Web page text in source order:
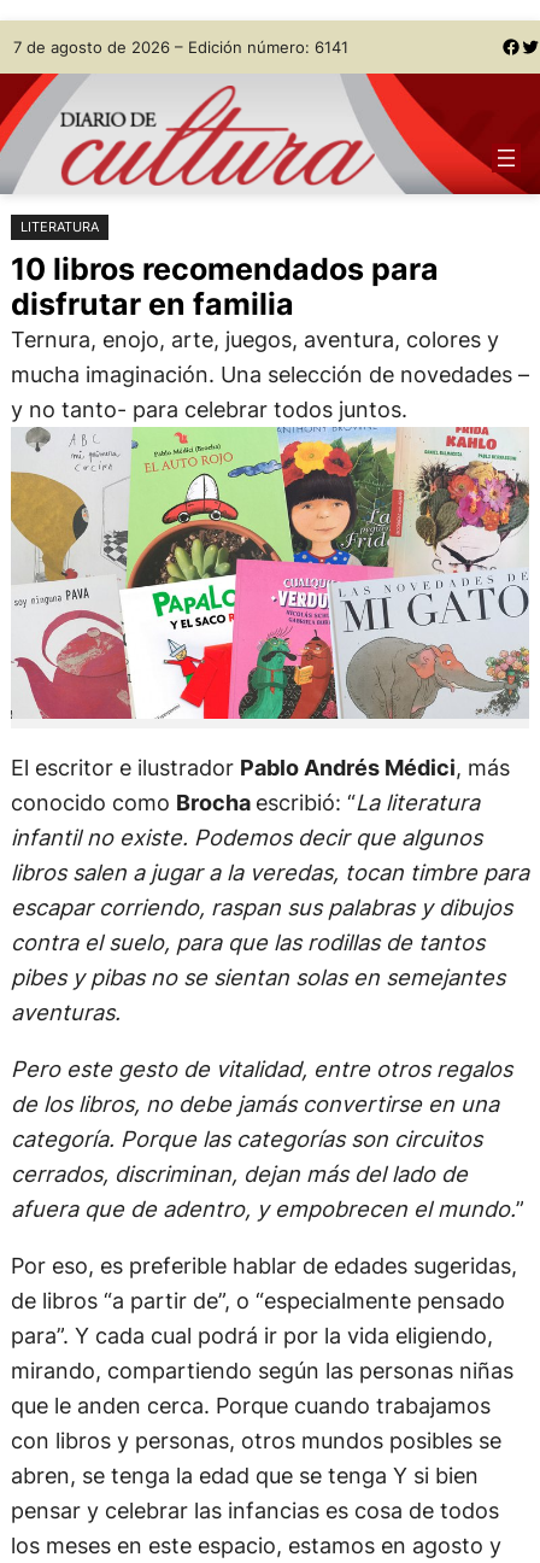
Saltar
al
contenido
Skip
to
content
7 de agosto de 2026 – Edición número: 6141 Facebook Twitter
LITERATURA
10 libros recomendados para
disfrutar en familia
Ternura, enojo, arte, juegos, aventura, colores y
mucha imaginación. Una selección de novedades –
y no tanto- para celebrar todos juntos.
El escritor e ilustrador Pablo Andrés Médici, más
conocido como Brocha escribió: “La literatura
infantil no existe. Podemos decir que algunos
libros salen a jugar a la veredas, tocan timbre para
escapar corriendo, raspan sus palabras y dibujos
contra el suelo, para que las rodillas de tantos
pibes y pibas no se sientan solas en semejantes
aventuras.
Pero este gesto de vitalidad, entre otros regalos
de los libros, no debe jamás convertirse en una
categoría. Porque las categorías son circuitos
cerrados, discriminan, dejan más del lado de
afuera que de adentro, y empobrecen el mundo.”
Por eso, es preferible hablar de edades sugeridas,
de libros “a partir de”, o “especialmente pensado
para”. Y cada cual podrá ir por la vida eligiendo,
mirando, compartiendo según las personas niñas
que le anden cerca. Porque cuando trabajamos
con libros y personas, otros mundos posibles se
abren, se tenga la edad que se tenga Y si bien
pensar y celebrar las infancias es cosa de todos
los meses en este espacio, estamos en agosto y